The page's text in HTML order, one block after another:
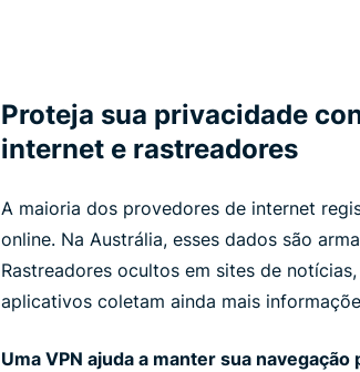
Proteja sua privacidade
internet e rastreadores
A maioria dos provedores de internet
online. Na Austrália, esses dados são
Rastreadores ocultos em sites de
aplicativos coletam ainda mais
Uma VPN ajuda a manter sua